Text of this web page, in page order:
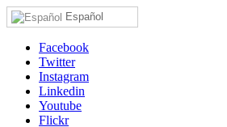
Español
Facebook
Twitter
Instagram
Linkedin
Youtube
Flickr